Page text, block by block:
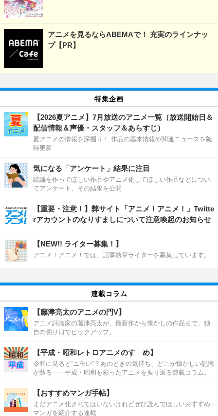
アニメを見るならABEMAで！ 充実のラインナッ
プ【PR】
特集企画
【2026夏アニメ】7月放送のアニメ一覧（放送開始日＆
配信情報＆声優・スタッフ＆あらすじ）
夏アニメの情報を深掘り！ 作品の基本情報や関連ニュースを随
時更新
気になる「アンケート」結果に注目
続編を作ってほしい作品やアニメ化してほしい作品などについ
てアンケート、その結果を公開
【重要・注意！】弊サイト「アニメ！アニメ！」Twitte
rアカウントのなりすましについて注意喚起のお知らせ
【NEW!! ライター募集！】
アニメ！アニメ！では、記事執筆ライターを募集しています。
連載コラム
【藤津亮太のアニメの門V】
アニメ評論家の藤津亮太が、最新作から懐かしの作品まで、独
自の切り口でピックアップ。
【平成・昭和レトロアニメのすゝめ】
令和に見ると“エモい”？あのときの気持ち、どこか懐かしい記憶
が蘇る――平成・昭和を彩ったアニメを振り返る連載コラム。
【おすすめマンガ手帖】
まだアニメ化されてはいないけれどぜひ読んでほしいおすすめ
マンガを紹介する連載